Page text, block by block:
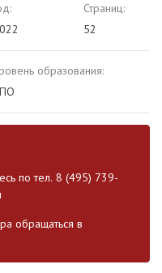
Страниц:
52
образования:
по тел. 8 (495) 739-
обращаться в